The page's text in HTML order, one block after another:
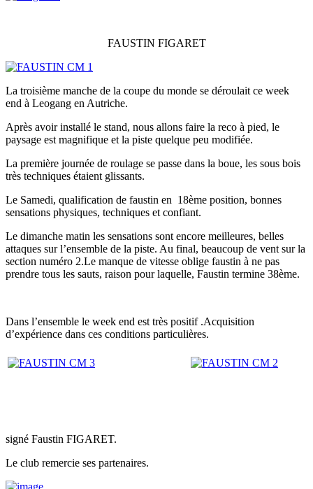
FAUSTIN FIGARET
La troisième manche de la coupe du monde se déroulait ce week
end à Leogang en Autriche.
Après avoir installé le stand, nous allons faire la reco à pied, le
paysage est magnifique et la piste quelque peu modifiée.
La première journée de roulage se passe dans la boue, les sous bois
très techniques étaient glissants.
Le Samedi, qualification de faustin en 18ème position, bonnes
sensations physiques, techniques et confiant.
Le dimanche matin les sensations sont encore meilleures, belles
attaques sur l’ensemble de la piste. Au final, beaucoup de vent sur la
section numéro 2.Le manque de vitesse oblige faustin à ne pas
prendre tous les sauts, raison pour laquelle, Faustin termine 38ème.
Dans l’ensemble le week end est très positif .Acquisition
d’expérience dans ces conditions particulières.
signé Faustin FIGARET.
Le club remercie ses partenaires.